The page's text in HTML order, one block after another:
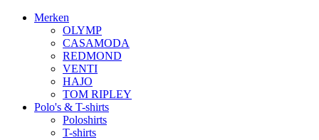
Merken
OLYMP
CASAMODA
REDMOND
VENTI
HAJO
TOM RIPLEY
Polo's & T-shirts
Poloshirts
T-shirts